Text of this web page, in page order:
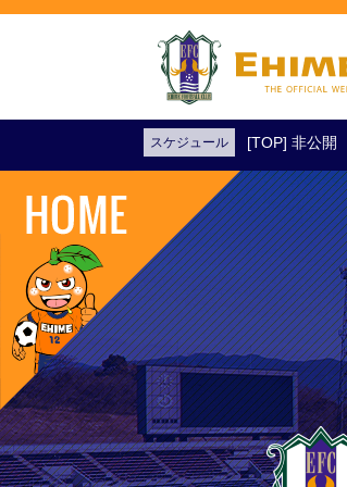
試合日程・結果
試合を観戦
スケジュール [TOP] 非公開